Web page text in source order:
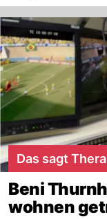
Das sagt
Beni
wohnen